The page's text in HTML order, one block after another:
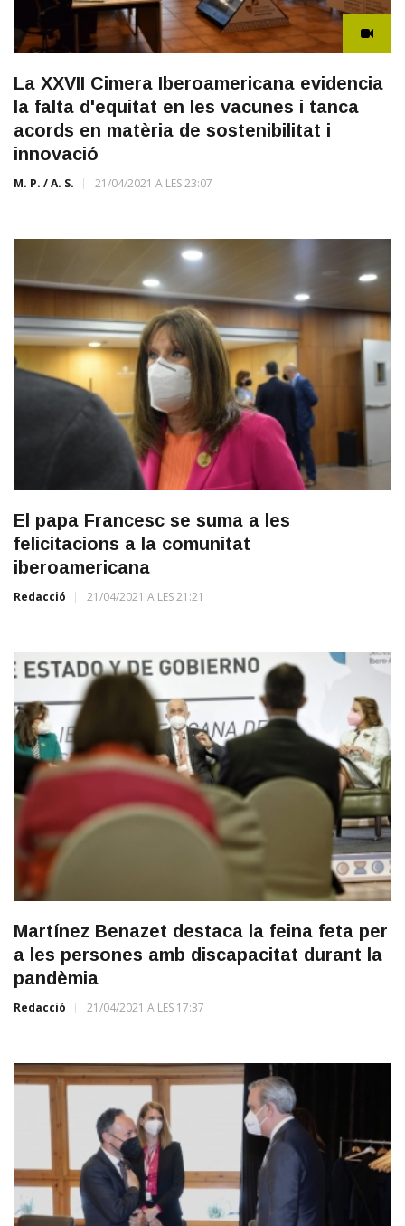
La XXVII Cimera Iberoamericana evidencia
la falta d'equitat en les vacunes i tanca
acords en matèria de sostenibilitat i
innovació
M. P. / A. S. 21/04/2021 A LES 23:07
El papa Francesc se suma a les
felicitacions a la comunitat
iberoamericana
Redacció 21/04/2021 A LES 21:21
Martínez Benazet destaca la feina feta per
a les persones amb discapacitat durant la
pandèmia
Redacció 21/04/2021 A LES 17:37